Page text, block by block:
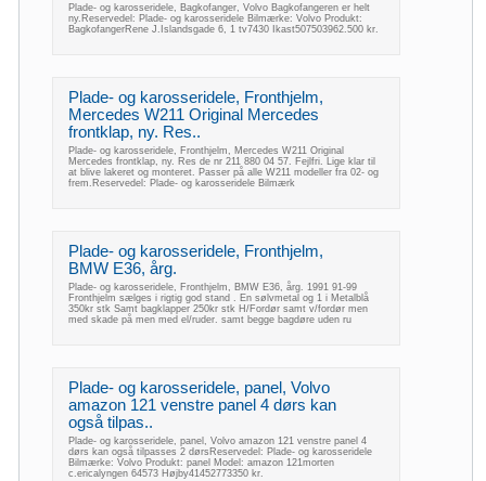
Plade- og karosseridele, Bagkofanger, Volvo Bagkofangeren er helt
ny.Reservedel: Plade- og karosseridele Bilmærke: Volvo Produkt:
BagkofangerRene J.Islandsgade 6, 1 tv7430 Ikast507503962.500 kr.
Plade- og karosseridele, Fronthjelm,
Mercedes W211 Original Mercedes
frontklap, ny. Res..
Plade- og karosseridele, Fronthjelm, Mercedes W211 Original
Mercedes frontklap, ny. Res de nr 211 880 04 57. Fejlfri. Lige klar til
at blive lakeret og monteret. Passer på alle W211 modeller fra 02- og
frem.Reservedel: Plade- og karosseridele Bilmærk
Plade- og karosseridele, Fronthjelm,
BMW E36, årg.
Plade- og karosseridele, Fronthjelm, BMW E36, årg. 1991 91-99
Fronthjelm sælges i rigtig god stand . En sølvmetal og 1 i Metalblå
350kr stk Samt bagklapper 250kr stk H/Fordør samt v/fordør men
med skade på men med el/ruder. samt begge bagdøre uden ru
Plade- og karosseridele, panel, Volvo
amazon 121 venstre panel 4 dørs kan
også tilpas..
Plade- og karosseridele, panel, Volvo amazon 121 venstre panel 4
dørs kan også tilpasses 2 dørsReservedel: Plade- og karosseridele
Bilmærke: Volvo Produkt: panel Model: amazon 121morten
c.ericalyngen 64573 Højby41452773350 kr.